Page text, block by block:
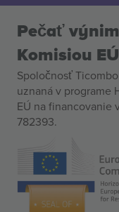
Pečať
Komisiou EÚ
Spoločnosť
uznaná v programe
EÚ na financovanie
782393.